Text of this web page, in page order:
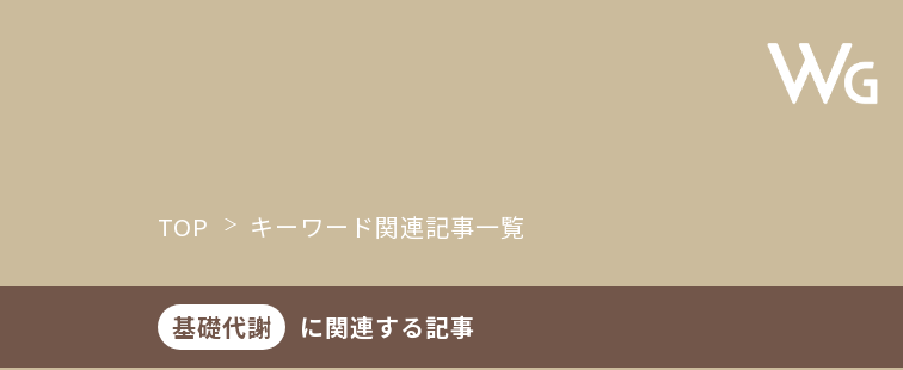
TOP キーワード関連記事一覧
基礎代謝 に関連する記事